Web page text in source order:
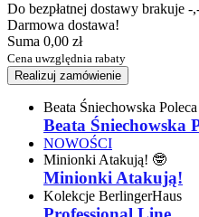
Do bezpłatnej dostawy brakuje -
Darmowa dostawa!
Suma 0,00 zł
Cena uwzględnia rabaty
Realizuj zamówienie
Beata Śniechowska Poleca
Beata Śniechowska
NOWOŚCI
Minionki Atakują! 🤓
Minionki Atakują!
Kolekcje BerlingerHaus